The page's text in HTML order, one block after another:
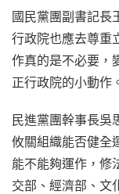
國民黨團副書記長
行政院也應去尊重
作真的是不必要，
正行政院的小動作
民進黨團幹事長吳
攸關組織能否健全
能不能夠運作，修
交部、經濟部、文